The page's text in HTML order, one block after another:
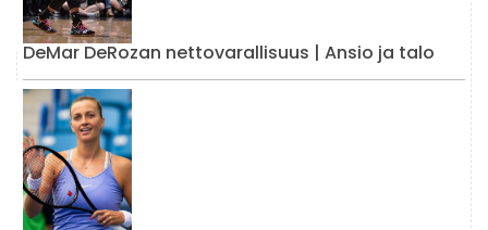
DeMar DeRozan nettovarallisuus | Ansio ja talo